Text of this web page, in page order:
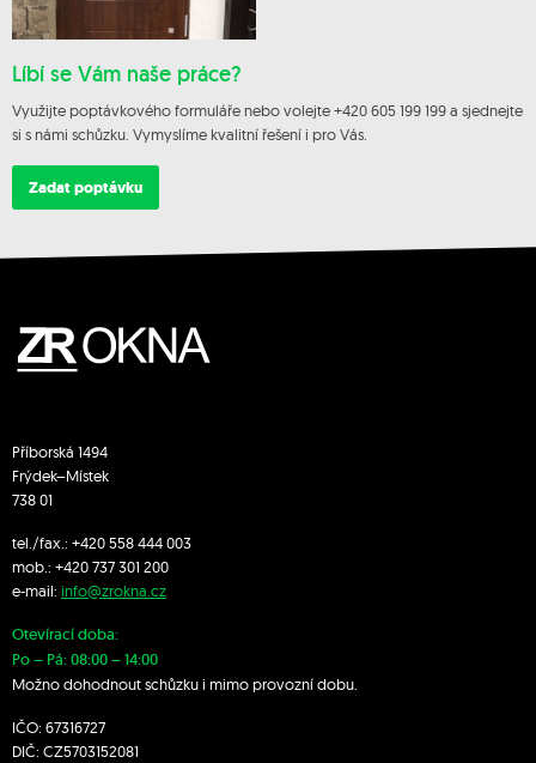
Líbí se Vám naše práce?
Využijte poptávkového formuláře nebo volejte +420 605 199 199 a sjednejte
si s námi schůzku. Vymyslíme kvalitní řešení i pro Vás.
Zadat poptávku
Příborská 1494
Frýdek–Místek
738 01
tel./fax.: +420 558 444 003
mob.: +420 737 301 200
e-mail: info@zrokna.cz
Otevírací doba:
Po – Pá: 08:00 – 14:00
Možno dohodnout schůzku i mimo provozní dobu.
IČO: 67316727
DIČ: CZ5703152081